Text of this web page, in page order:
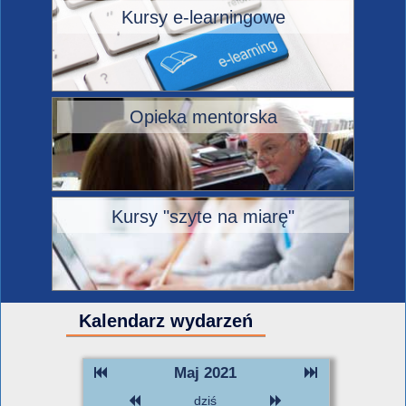
Kursy e-learningowe
Opieka mentorska
Kursy "szyte na miarę"
Kalendarz wydarzeń
Maj 2021
dziś